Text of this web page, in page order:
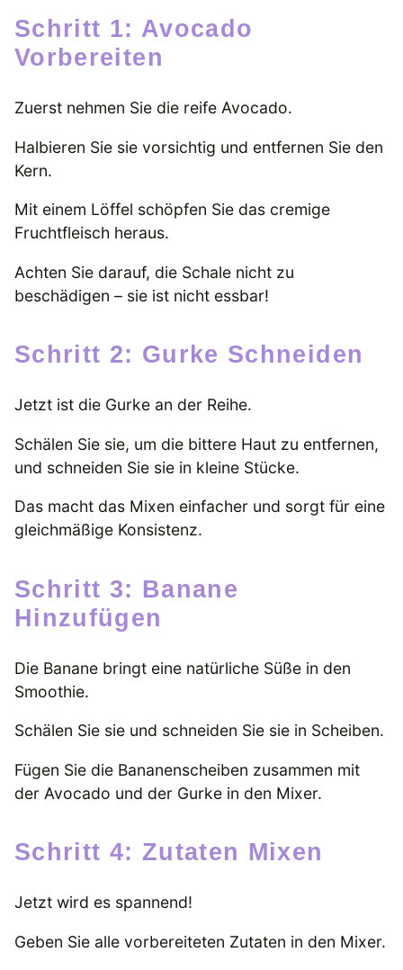
Schritt 1: Avocado
Vorbereiten
Zuerst nehmen Sie die reife Avocado.
Halbieren Sie sie vorsichtig und entfernen Sie den
Kern.
Mit einem Löffel schöpfen Sie das cremige
Fruchtfleisch heraus.
Achten Sie darauf, die Schale nicht zu
beschädigen – sie ist nicht essbar!
Schritt 2: Gurke Schneiden
Jetzt ist die Gurke an der Reihe.
Schälen Sie sie, um die bittere Haut zu entfernen,
und schneiden Sie sie in kleine Stücke.
Das macht das Mixen einfacher und sorgt für eine
gleichmäßige Konsistenz.
Schritt 3: Banane
Hinzufügen
Die Banane bringt eine natürliche Süße in den
Smoothie.
Schälen Sie sie und schneiden Sie sie in Scheiben.
Fügen Sie die Bananenscheiben zusammen mit
der Avocado und der Gurke in den Mixer.
Schritt 4: Zutaten Mixen
Jetzt wird es spannend!
Geben Sie alle vorbereiteten Zutaten in den Mixer.